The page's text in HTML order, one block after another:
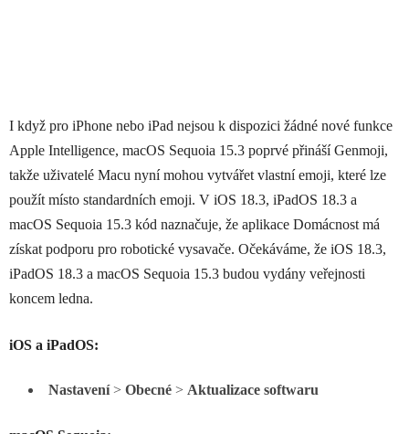
I když pro iPhone nebo iPad nejsou k dispozici žádné nové funkce
Apple Intelligence, ‌macOS Sequoia‌ 15.3 poprvé přináší Genmoji,
takže uživatelé Macu nyní mohou vytvářet vlastní emoji, které lze
použít místo standardních emoji. V iOS 18.3, iPadOS 18.3 a
‌macOS Sequoia‌ 15.3 kód naznačuje, že aplikace Domácnost má
získat podporu pro robotické vysavače. Očekáváme, že iOS 18.3,
iPadOS 18.3 a ‌macOS Sequoia‌ 15.3 budou vydány veřejnosti
koncem ledna.
iOS a iPadOS:
Nastavení> Obecné > Aktualizace softwaru